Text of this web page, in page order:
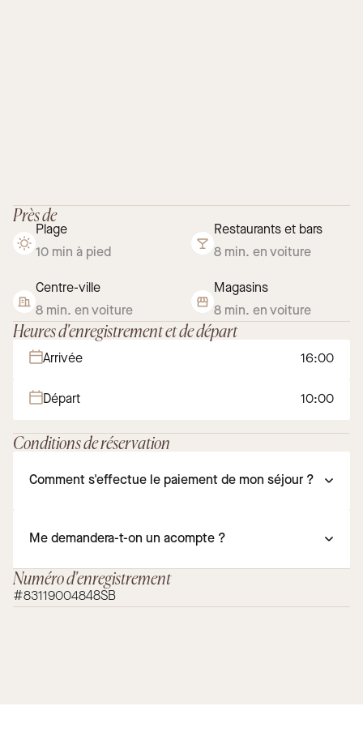
Près de
Plage
10 min à pied
Restaurants et bars
8 min. en voiture
Centre-ville
8 min. en voiture
Magasins
8 min. en voiture
Heures d'enregistrement et de départ
Arrivée 16:00
Départ 10:00
Conditions de réservation
Comment s'effectue le paiement de mon séjour ?
Me demandera-t-on un acompte ?
Numéro d'enregistrement
#83119004848SB